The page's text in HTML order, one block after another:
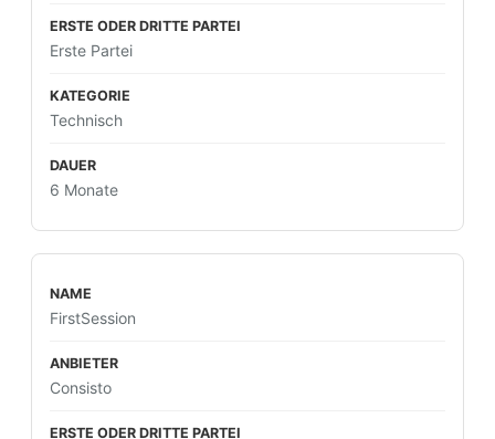
Erste Partei
Technisch
6 Monate
FirstSession
Consisto